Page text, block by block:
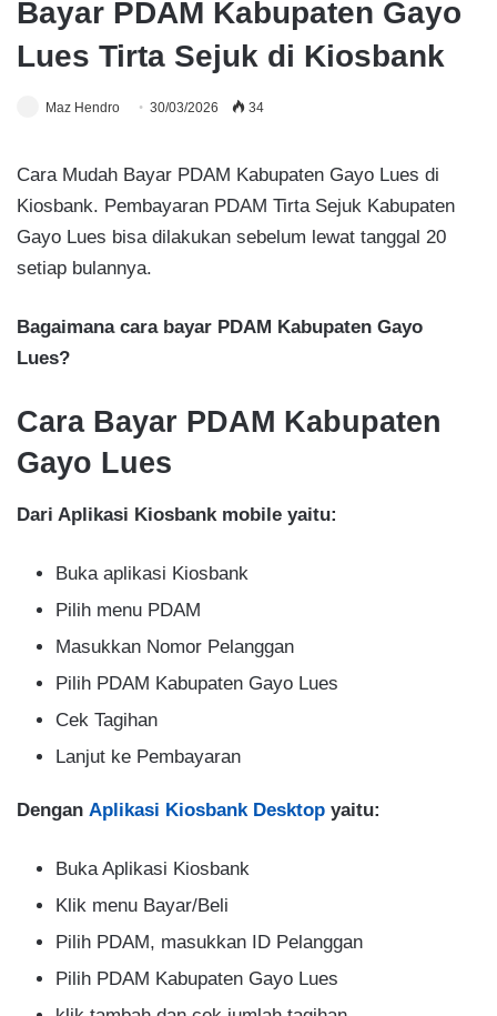
Bayar PDAM Kabupaten Gayo
Lues Tirta Sejuk di Kiosbank
Maz Hendro 30/03/2026 34
Cara Mudah Bayar PDAM Kabupaten Gayo Lues di
Kiosbank. Pembayaran PDAM Tirta Sejuk Kabupaten
Gayo Lues bisa dilakukan sebelum lewat tanggal 20
setiap bulannya.
Bagaimana cara bayar PDAM Kabupaten Gayo
Lues?
Cara Bayar PDAM Kabupaten
Gayo Lues
Dari Aplikasi Kiosbank mobile yaitu:
Buka aplikasi Kiosbank
Pilih menu PDAM
Masukkan Nomor Pelanggan
Pilih PDAM Kabupaten Gayo Lues
Cek Tagihan
Lanjut ke Pembayaran
Dengan Aplikasi Kiosbank Desktop yaitu:
Buka Aplikasi Kiosbank
Klik menu Bayar/Beli
Pilih PDAM, masukkan ID Pelanggan
Pilih PDAM Kabupaten Gayo Lues